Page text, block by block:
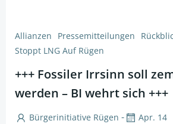
Allianzen Pressemitteilungen
Stoppt LNG Auf Rügen
+++ Fossiler Irrsinn soll
werden – BI wehrt sich +++
Bürgerinitiative Rügen - Apr. 14